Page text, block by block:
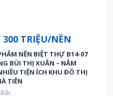
300 TRIỆU/NỀN
NỀN BIỆT THỰ B14-07
BÙI THỊ XUÂN – NẰM
TIỆN ÍCH KHU ĐÔ THỊ
TIÊN